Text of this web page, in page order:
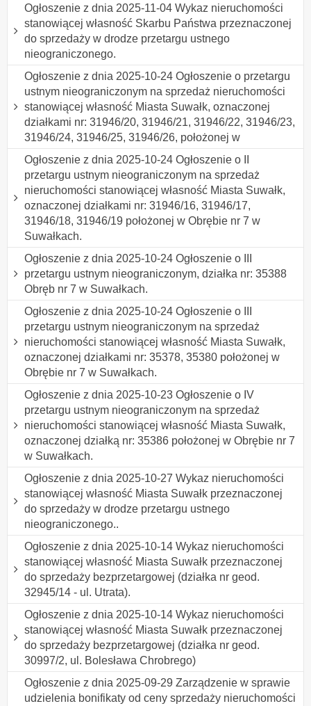
Ogłoszenie z dnia 2025-11-04 Wykaz nieruchomości
stanowiącej własność Skarbu Państwa przeznaczonej
do sprzedaży w drodze przetargu ustnego
nieograniczonego.
Ogłoszenie z dnia 2025-10-24 Ogłoszenie o przetargu
ustnym nieograniczonym na sprzedaż nieruchomości
stanowiącej własność Miasta Suwałk, oznaczonej
działkami nr: 31946/20, 31946/21, 31946/22, 31946/23,
31946/24, 31946/25, 31946/26, położonej w
Ogłoszenie z dnia 2025-10-24 Ogłoszenie o II
przetargu ustnym nieograniczonym na sprzedaż
nieruchomości stanowiącej własność Miasta Suwałk,
oznaczonej działkami nr: 31946/16, 31946/17,
31946/18, 31946/19 położonej w Obrębie nr 7 w
Suwałkach.
Ogłoszenie z dnia 2025-10-24 Ogłoszenie o III
przetargu ustnym nieograniczonym, działka nr: 35388
Obręb nr 7 w Suwałkach.
Ogłoszenie z dnia 2025-10-24 Ogłoszenie o III
przetargu ustnym nieograniczonym na sprzedaż
nieruchomości stanowiącej własność Miasta Suwałk,
oznaczonej działkami nr: 35378, 35380 położonej w
Obrębie nr 7 w Suwałkach.
Ogłoszenie z dnia 2025-10-23 Ogłoszenie o IV
przetargu ustnym nieograniczonym na sprzedaż
nieruchomości stanowiącej własność Miasta Suwałk,
oznaczonej działką nr: 35386 położonej w Obrębie nr 7
w Suwałkach.
Ogłoszenie z dnia 2025-10-27 Wykaz nieruchomości
stanowiącej własność Miasta Suwałk przeznaczonej
do sprzedaży w drodze przetargu ustnego
nieograniczonego..
Ogłoszenie z dnia 2025-10-14 Wykaz nieruchomości
stanowiącej własność Miasta Suwałk przeznaczonej
do sprzedaży bezprzetargowej (działka nr geod.
32945/14 - ul. Utrata).
Ogłoszenie z dnia 2025-10-14 Wykaz nieruchomości
stanowiącej własność Miasta Suwałk przeznaczonej
do sprzedaży bezprzetargowej (działka nr geod.
30997/2, ul. Bolesława Chrobrego)
Ogłoszenie z dnia 2025-09-29 Zarządzenie w sprawie
udzielenia bonifikaty od ceny sprzedaży nieruchomości